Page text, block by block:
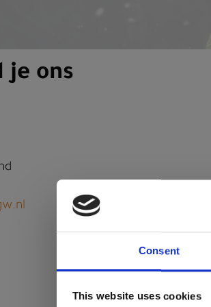
Consent
This website uses cookies
je ons